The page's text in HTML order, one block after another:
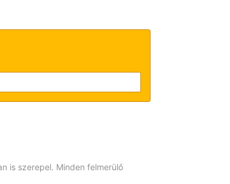
is szerepel. Minden felmerülő